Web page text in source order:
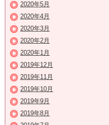
2020年5月
2020年4月
2020年3月
2020年2月
2020年1月
2019年12月
2019年11月
2019年10月
2019年9月
2019年8月